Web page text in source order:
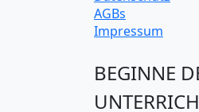
AGBs
Impressum
BEGINNE